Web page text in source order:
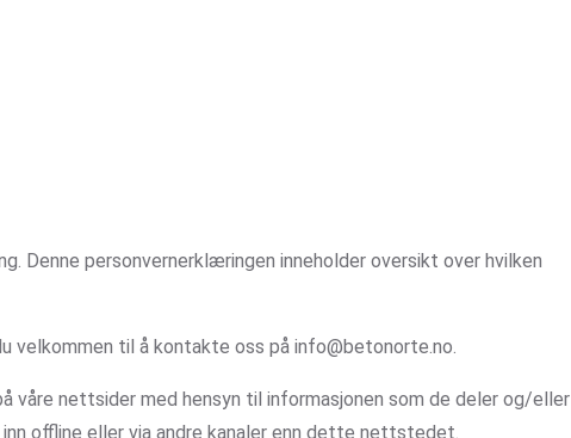
Denne personvernerklæringen inneholder oversikt over hvilken
velkommen til å kontakte oss på info@betonorte.no.
nettsider med hensyn til informasjonen som de deler og/eller
offline eller via andre kanaler enn dette nettstedet.